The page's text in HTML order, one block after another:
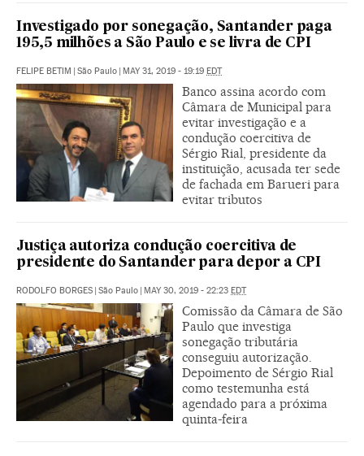
Investigado por sonegação, Santander paga
195,5 milhões a São Paulo e se livra de CPI
FELIPE BETIM | São Paulo | MAY 31, 2019 - 19:19 EDT
Banco assina acordo com
Câmara de Municipal para
evitar investigação e a
condução coercitiva de
Sérgio Rial, presidente da
instituição, acusada ter sede
de fachada em Barueri para
evitar tributos
Justiça autoriza condução coercitiva de
presidente do Santander para depor a CPI
RODOLFO BORGES | São Paulo | MAY 30, 2019 - 22:23 EDT
Comissão da Câmara de São
Paulo que investiga
sonegação tributária
conseguiu autorização.
Depoimento de Sérgio Rial
como testemunha está
agendado para a próxima
quinta-feira